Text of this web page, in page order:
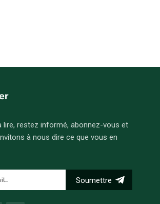
lire, restez informé, abonnez-vous et
à nous dire ce que vous en
Soumettre